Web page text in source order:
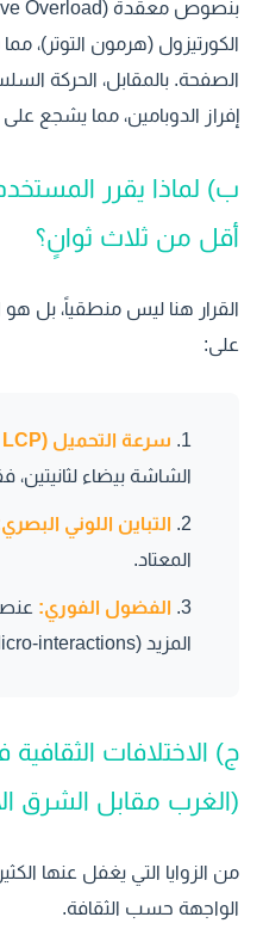
الكورتيزول (هرمون التوتر)، مما
الصفحة. بالمقابل، الحركة
إفراز الدوبامين، مما يشجع على
ب) لماذا يقرر المستخدم
أقل من ثلاث ثوانٍ؟
القرار هنا ليس منطقياً، بل هو
على:
سرعة التحميل (FCP & LCP):
الشاشة بيضاء لثانيتين،
التباين اللوني البصري:
المعتاد.
الفضول الفوري: عنصر
المزيد (Micro-interactions).
(الغرب مقابل الشرق
من الزوايا التي يغفل عنها
الواجهة حسب الثقافة.